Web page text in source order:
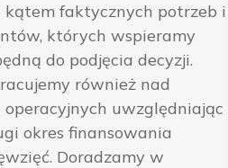
kątem faktycznych potrzeb i
których wspieramy
do podjęcia decyzji.
również nad
uwzględniając
okres finansowania
Doradzamy w